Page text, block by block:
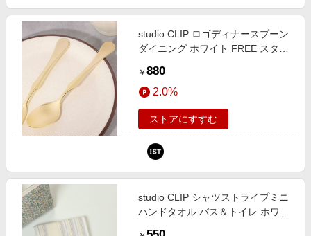
studio CLIP ロゴディナースプーン
ダイニング ホワイト FREE スタジ
エスティ（旧ドットエスティ）
￥ 880
2.0%
ストアにすすむ
studio CLIP シャツストライプミニ
ハンドタオル バス＆トイレ ホワイ